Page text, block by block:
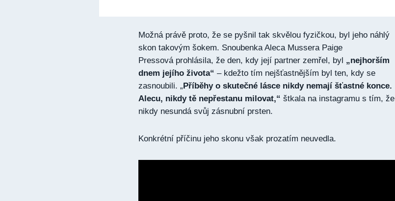
Možná právě proto, že se pyšnil tak skvělou fyzičkou, byl jeho náhlý
skon takovým šokem. Snoubenka Aleca Mussera Paige
Pressová prohlásila, že den, kdy její partner zemřel, byl „nejhorším
dnem jejího života“ – kdežto tím nejšťastnějším byl ten, kdy se
zasnoubili. „Příběhy o skutečné lásce nikdy nemají šťastné konce.
Alecu, nikdy tě nepřestanu milovat,“ štkala na instagramu s tím, že
nikdy nesundá svůj zásnubní prsten.
Konkrétní příčinu jeho skonu však prozatím neuvedla.